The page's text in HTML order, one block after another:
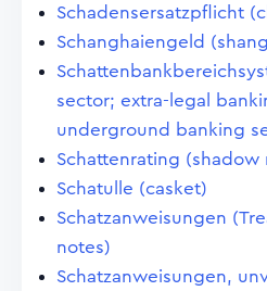
Schadensersatzpflicht
Schanghaiengeld
sector; extra-legal
underground banking
Schattenrating (shadow
Schatulle (casket)
Schatzanweisungen
notes)
Schatzanweisungen,